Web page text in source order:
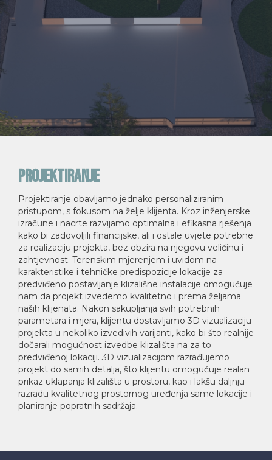
Projektiranje
Projektiranje obavljamo jednako personaliziranim
pristupom, s fokusom na želje klijenta. Kroz inženjerske
izračune i nacrte razvijamo optimalna i efikasna rješenja
kako bi zadovoljili financijske, ali i ostale uvjete potrebne
za realizaciju projekta, bez obzira na njegovu veličinu i
zahtjevnost. Terenskim mjerenjem i uvidom na
karakteristike i tehničke predispozicije lokacije za
predviđeno postavljanje klizališne instalacije omogućuje
nam da projekt izvedemo kvalitetno i prema željama
naših klijenata. Nakon sakupljanja svih potrebnih
parametara i mjera, klijentu dostavljamo 3D vizualizaciju
projekta u nekoliko izvedivih varijanti, kako bi što realnije
dočarali mogućnost izvedbe klizališta na za to
predviđenoj lokaciji. 3D vizualizacijom razrađujemo
projekt do samih detalja, što klijentu omogućuje realan
prikaz uklapanja klizališta u prostoru, kao i lakšu daljnju
razradu kvalitetnog prostornog uređenja same lokacije i
planiranje popratnih sadržaja.